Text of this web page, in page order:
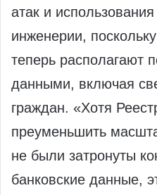
атак и
инженерии,
теперь располагают
данными, включая
граждан. «Хотя
преуменьшить
не были затронуты
банковские данные,